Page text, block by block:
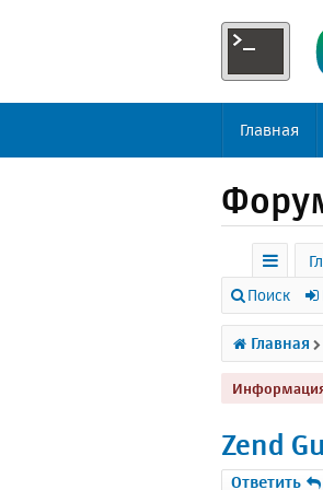
Главная
с
ы
л
к
Поиск
Главная
Zend
Ответить